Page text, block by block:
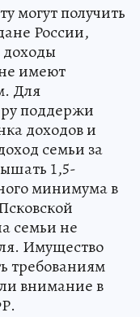
могут получить
России,
доходы
имеют
Для
поддержи
доходов и
семьи за
1,5-
минимума в
семьи не
Имущество
требованиям
внимание в